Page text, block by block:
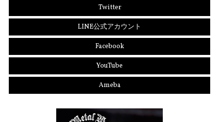
Twitter
LINE公式アカウント
Facebook
YouTube
Ameba